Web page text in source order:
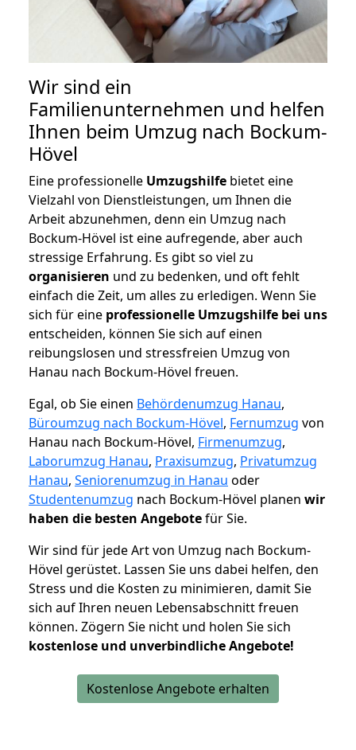
Wir sind ein
Familienunternehmen und helfen
Ihnen beim Umzug nach Bockum-
Hövel
Eine professionelle Umzugshilfe bietet eine
Vielzahl von Dienstleistungen, um Ihnen die
Arbeit abzunehmen, denn ein Umzug nach
Bockum-Hövel ist eine aufregende, aber auch
stressige Erfahrung. Es gibt so viel zu
organisieren und zu bedenken, und oft fehlt
einfach die Zeit, um alles zu erledigen. Wenn Sie
sich für eine professionelle Umzugshilfe bei uns
entscheiden, können Sie sich auf einen
reibungslosen und stressfreien Umzug von
Hanau nach Bockum-Hövel freuen.
Egal, ob Sie einen Behördenumzug Hanau,
Büroumzug nach Bockum-Hövel, Fernumzug von
Hanau nach Bockum-Hövel, Firmenumzug,
Laborumzug Hanau, Praxisumzug, Privatumzug
Hanau, Seniorenumzug in Hanau oder
Studentenumzug nach Bockum-Hövel planen wir
haben die besten Angebotefür Sie.
Wir sind für jede Art von Umzug nach Bockum-
Hövel gerüstet. Lassen Sie uns dabei helfen, den
Stress und die Kosten zu minimieren, damit Sie
sich auf Ihren neuen Lebensabschnitt freuen
können. Zögern Sie nicht und holen Sie sich
kostenlose und unverbindliche Angebote!
Kostenlose Angebote erhalten